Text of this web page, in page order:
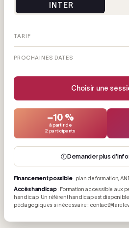
INTER
TARIF
PROCHAINES DATES
Choisir une
−10 %
à partir de
2 participants
Demander plus
Financement possible: plan de formation,
Accès handicap: Formation accessible aux
handicap. Un référent handicap est
pédagogiques si nécessaire :